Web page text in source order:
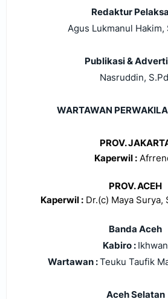
Redaktur
Agus Lukmanul Hakim,
Publikasi &
Nasruddin,
WARTAWAN
PROV.
Kaperwil :
PROV. ACEH
Kaperwil :Dr.(c) Maya Surya,
Banda Aceh
Kabiro : Ikhwan
Wartawan :Teuku Taufik
Aceh Selatan